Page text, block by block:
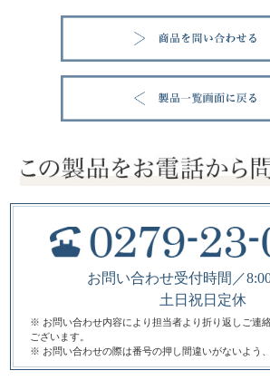
お問い合わせ受付時間／
土日祝日定休
※ お問い合わせ内容により担当者より折り返しご連
ございます。
※ お問い合わせの際は番号の押し間違いがないよう